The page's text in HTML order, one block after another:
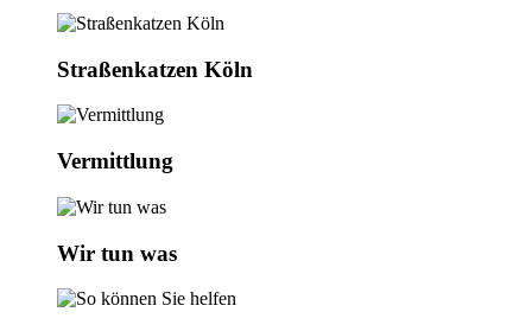
Straßenkatzen Köln
Vermittlung
Wir tun was